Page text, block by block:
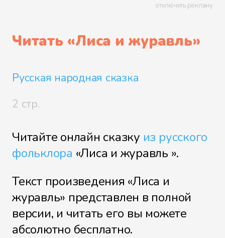
отключить рекламу
Читать «Лиса и журавль»
Русская народная сказка
2 стр.
Читайте онлайн сказку из русского
фольклора «Лиса и журавль ».
Текст произведения «Лиса и
журавль» представлен в полной
версии, и читать его вы можете
абсолютно бесплатно.